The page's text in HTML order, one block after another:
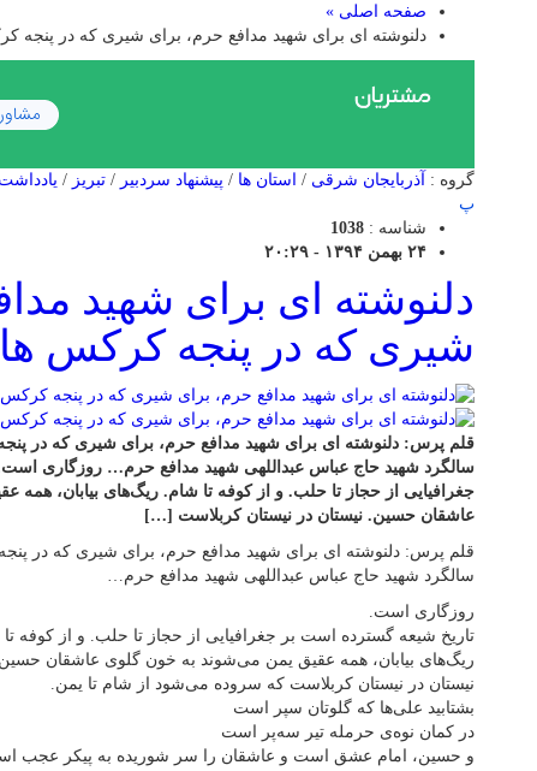
صفحه اصلی »
دلنوشته ای برای شهید مدافع حرم، برای شیری که در
گروه : آذربایجان شرقی / استان ها / پیشنهاد سردبیر / تبریز / یادداشت
پ
شناسه : 1038
۲۴ بهمن ۱۳۹۴ - ۲۰:۲۹
دلنوشته ای برای شهید
شیری که در پنجه کرکس
قلم پرس: دلنوشته ای برای شهید مدافع حرم، برای شیری که در
سالگرد شهید حاج عباس عبداللهی شهید مدافع حرم… روزگاری
جغرافیایی از حجاز تا حلب. و از کوفه تا شام. ریگ‌های بیابان،
عاشقان حسین. نیستان در نیستان کربلاست […]
قلم پرس: دلنوشته ای برای شهید مدافع حرم، برای شیری که در
سالگرد شهید حاج عباس عبداللهی شهید مدافع حرم…
روزگاری است.
تاریخ شیعه گسترده‌ است بر جغرافیایی از حجاز تا حلب. و از کوفه
ریگ‌های بیابان، همه عقیق یمن می‌شوند به خون گلوی عاشقان
نیستان در نیستان کربلاست که سروده می‌شود از شام تا یمن.
بشتابید علی‌ها که گلوتان سپر است
در کمان نوه‌ی حرمله تیر سه‌پر است
و حسین، امام عشق است و عاشقان را سر شوریده به پیکر عجب